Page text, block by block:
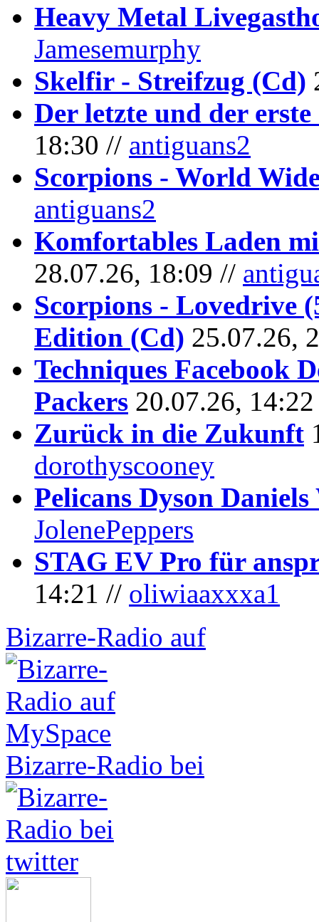
Heavy Metal
Jamesemurphy
Skelfir - Streifzug (Cd)
Der letzte und der erste
18:30 // antiguans2
Scorpions - World
antiguans2
Komfortables Laden
28.07.26, 18:09 //
Scorpions - Lovedrive
Edition (Cd) 25.07.26,
Techniques Facebook
Packers 20.07.26,
Zurück in die Zukunft
dorothyscooney
Pelicans Dyson
JolenePeppers
STAG EV Pro für
14:21 // oliwiaaxxxa1
Bizarre-Radio auf
Bizarre-Radio bei